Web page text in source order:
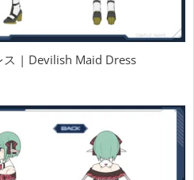
ス | Devilish Maid Dress